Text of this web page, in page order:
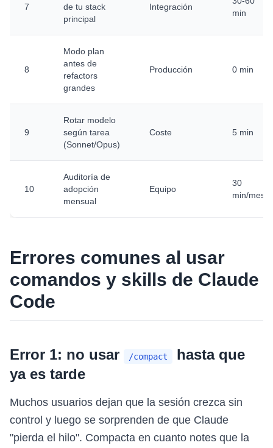
7
de tu stack
principal
Integración
min
8
Modo plan
antes de
refactors
grandes
Producción 0 min
9
Rotar modelo
según tarea
(Sonnet/Opus)
Coste 5 min
10
Auditoría de
adopción
mensual
Equipo
30
min/mes
Errores comunes al usar
comandos y skills de Claude
Code
Error 1: no usar /compact
hasta que
ya es tarde
Muchos usuarios dejan que la sesión crezca sin
control y luego se sorprenden de que Claude
"pierda el hilo". Compacta en cuanto notes que la